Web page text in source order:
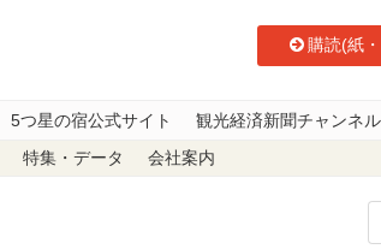
購読(紙
5つ星の宿公式サイト 観光経済新聞チャンネル
特集・データ 会社案内